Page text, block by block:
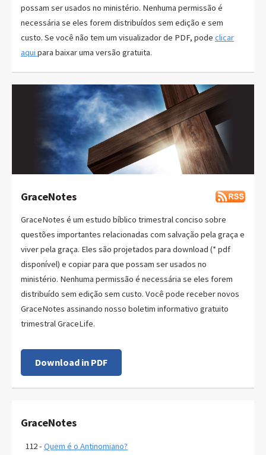
possam ser usados no ministério. Nenhuma permissão é
necessária se eles forem distribuídos sem edição e sem
custo. Se você não tem um visualizador de PDF, pode clicar
aqui para baixar uma versão gratuita.
GraceNotes
GraceNotes é um estudo bíblico trimestral conciso sobre
questões importantes relacionadas com salvação pela graça e
viver pela graça. Eles são projetados para download (* pdf
disponível) e copiar para que possam ser usados no
ministério. Nenhuma permissão é necessária se eles forem
distribuído sem edição sem custo. Você pode receber novos
GraceNotes assinando nosso boletim informativo gratuito
trimestral GraceLife.
Download in PDF
GraceNotes
112 -Quem é o Antinomiano?